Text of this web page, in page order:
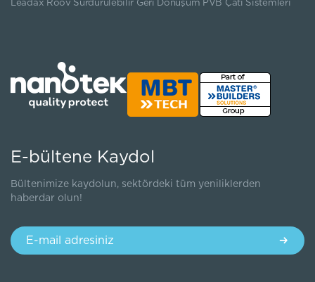
Leadax Roov Sürdürülebilir Geri Dönüşüm PVB Çatı Sistemleri
E-bültene Kaydol
Bültenimize kaydolun, sektördeki tüm yeniliklerden
haberdar olun!